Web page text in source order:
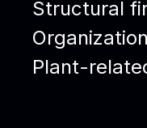
Structural
Plant-